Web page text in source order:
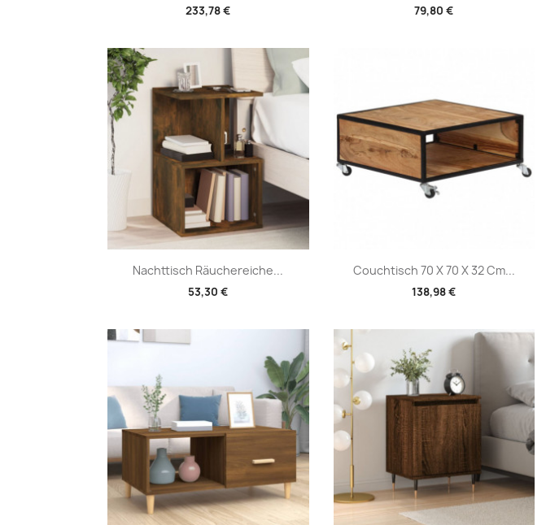
233,78 € 79,80 €
Nachttisch Räuchereiche...
53,30 €
Vorschau Couchtisch 70 X 70 X 32 Cm...
138,98 €
Vorschau